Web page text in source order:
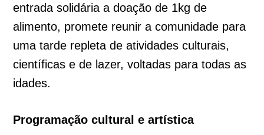
entrada solidária a doação de 1kg de
alimento, promete reunir a comunidade para
uma tarde repleta de atividades culturais,
científicas e de lazer, voltadas para todas as
idades.
Programação cultural e artística